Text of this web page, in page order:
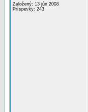
Založený: 13 jún 2008
Príspevky: 243